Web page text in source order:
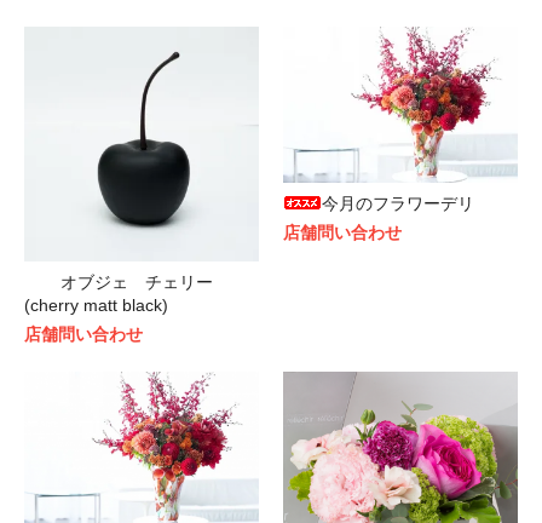
オブジェ チェリー
(cherry matt black)
店舗問い合わせ
今月のフラワーデリ
店舗問い合わせ